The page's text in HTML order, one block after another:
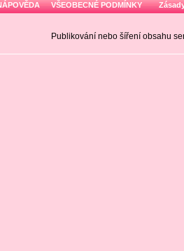
VŠEOBECNÉ PODMÍNKY
Publikování nebo šíření obsahu